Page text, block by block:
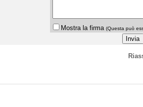
Mostra la firma (Questa può